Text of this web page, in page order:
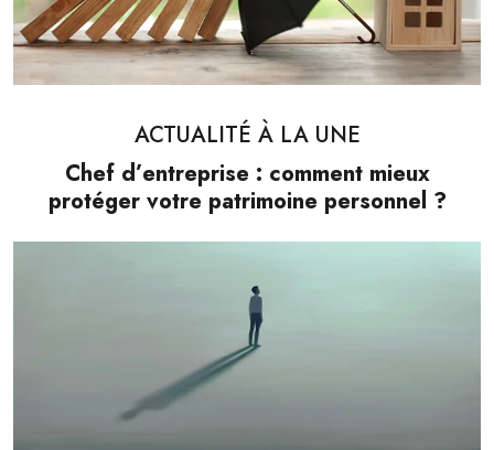
ACTUALITÉ À LA UNE
Chef d’entreprise : comment mieux
protéger votre patrimoine personnel ?